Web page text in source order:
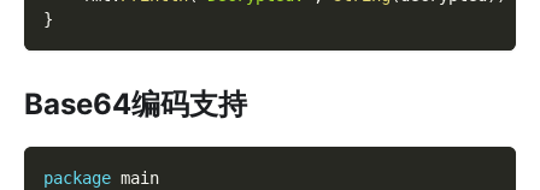
}
Base64编码支持
package main